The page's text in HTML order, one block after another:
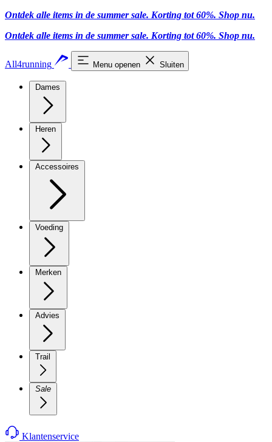
Ontdek alle items in de summer sale. Korting tot 60%. Shop nu.
Ontdek alle items in de summer sale. Korting tot 60%. Shop nu.
All4running Menu openen Sluiten
Dames
Heren
Accessoires
Voeding
Merken
Advies
Trail
Sale
Klantenservice